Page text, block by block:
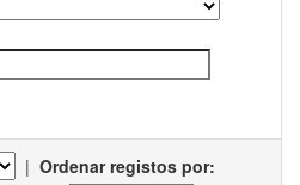
| Ordenar registos por: